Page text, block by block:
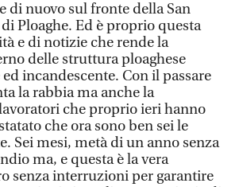
di nuovo sul fronte della San
Ploaghe. Ed è proprio questa
e di notizie che rende la
delle struttura ploaghese
incandescente. Con il passare
la rabbia ma anche la
che proprio ieri hanno
che ora sono ben sei le
Sei mesi, metà di un anno senza
ma, e questa è la vera
senza interruzioni per garantire